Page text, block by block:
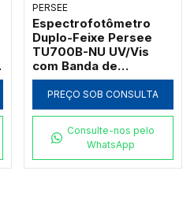
PERSEE
Espectrofotômetro
Duplo-Feixe Persee
TU700B-NU UV/Vis
com Banda de
Passagem 2nm e
Software UVWin (190 a
1100nm)
PREÇO SOB CONSULTA
Consulte-nos pelo
WhatsApp